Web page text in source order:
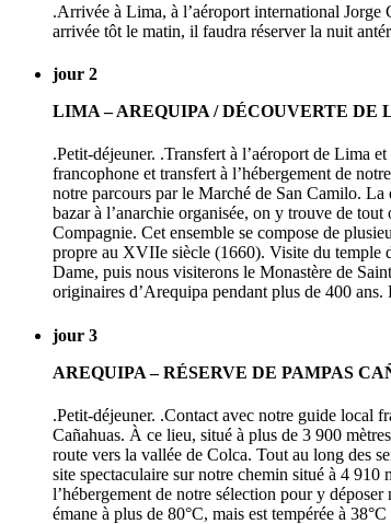
.Arrivée à Lima, à l’aéroport international Jorge
arrivée tôt le matin, il faudra réserver la nuit
jour 2
LIMA – AREQUIPA / DÉCOUVERTE
.Petit-déjeuner. .Transfert à l’aéroport de Lima
francophone et transfert à l’hébergement de
notre parcours par le Marché de San Camilo.
bazar à l’anarchie organisée, on y trouve de
Compagnie. Cet ensemble se compose de
propre au XVIIe siècle (1660). Visite du temple
Dame, puis nous visiterons le Monastère de
originaires d’Arequipa pendant plus de 400
jour 3
AREQUIPA – RÉSERVE DE PAMPAS
.Petit-déjeuner. .Contact avec notre guide local
Cañahuas. À ce lieu, situé à plus de 3 900
route vers la vallée de Colca. Tout au long des
site spectaculaire sur notre chemin situé à 4
l’hébergement de notre sélection pour y
émane à plus de 80°C, mais est tempérée à